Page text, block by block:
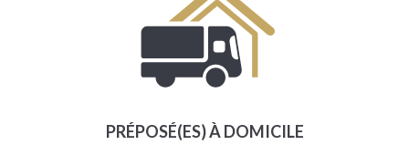
PRÉPOSÉ(ES) À DOMICILE